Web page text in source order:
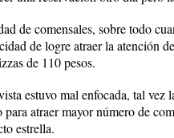
de comensales, sobre todo
de logre atraer la atención
de 110 pesos.
estuvo mal enfocada, tal vez
atraer mayor número de
estrella.